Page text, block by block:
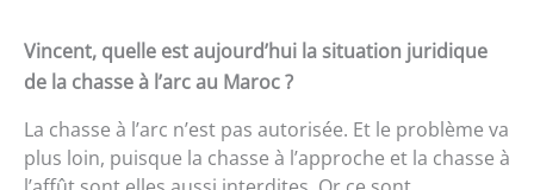
Vincent, quelle est aujourd’hui la situation juridique
de la chasse à l’arc au Maroc ?
La chasse à l’arc n’est pas autorisée. Et le problème va
plus loin, puisque la chasse à l’approche et la chasse à